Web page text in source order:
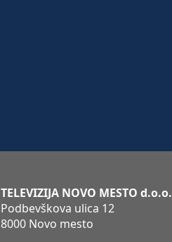
TELEVIZIJA NOVO MESTO d.o.o.
Podbevškova ulica 12
8000 Novo mesto